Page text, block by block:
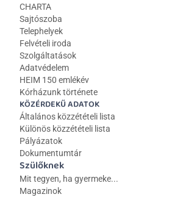
CHARTA
Sajtószoba
Telephelyek
Felvételi iroda
Szolgáltatások
Adatvédelem
HEIM 150 emlékév
Kórházunk története
KÖZÉRDEKŰ ADATOK
Általános közzétételi lista
Különös közzétételi lista
Pályázatok
Dokumentumtár
Szülőknek
Mit tegyen, ha gyermeke...
Magazinok